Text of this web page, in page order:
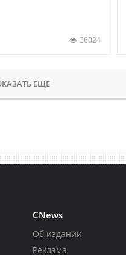
36024
ЕЩЕ
CNews
Об издании
Реклама